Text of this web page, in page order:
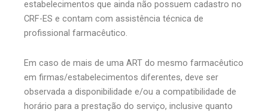
estabelecimentos que ainda não possuem cadastro no
CRF-ES e contam com assistência técnica de
profissional farmacêutico.
Em caso de mais de uma ART do mesmo farmacêutico
em firmas/estabelecimentos diferentes, deve ser
observada a disponibilidade e/ou a compatibilidade de
horário para a prestação do serviço, inclusive quanto